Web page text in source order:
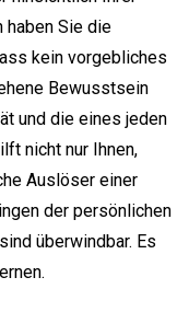
haben Sie die
kein vorgebliches
Bewusstsein
und die eines jeden
nicht nur Ihnen,
Auslöser einer
der persönlichen
überwindbar. Es